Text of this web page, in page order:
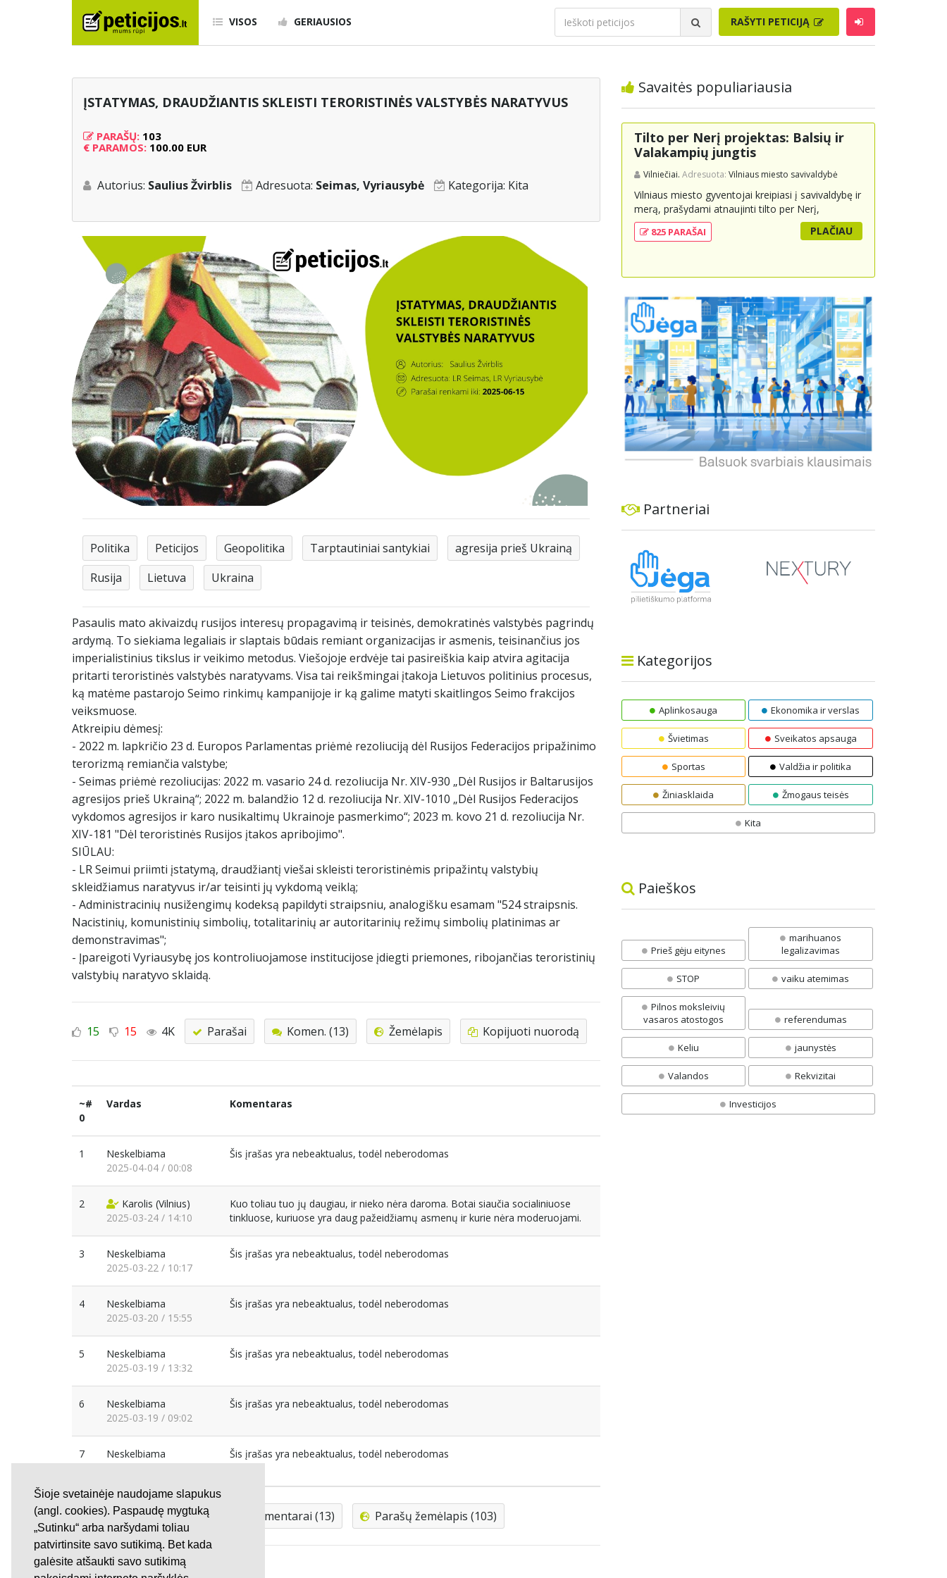
Šioje svetainėje naudojame slapukus
(angl. cookies). Paspaudę mygtuką
„Sutinku“ arba naršydami toliau
patvirtinsite savo sutikimą. Bet kada
galėsite atšaukti savo sutikimą
VISOS GERIAUSIOS RAŠYTI PETICIJĄ
ĮSTATYMAS, DRAUDŽIANTIS SKLEISTI TERORISTINĖS VALSTYBĖS NARATYVUS
PARAŠŲ: 103
€ PARAMOS: 100.00 EUR
Autorius: Saulius Žvirblis Adresuota: Seimas, Vyriausybė Kategorija: Kita
Politika Peticijos Geopolitika Tarptautiniai santykiai
agresija prieš Ukrainą
Rusija
Lietuva Ukraina
Pasaulis mato akivaizdų rusijos interesų propagavimą ir teisinės, demokratinės valstybės pagrindų
ardymą. To siekiama legaliais ir slaptais būdais remiant organizacijas ir asmenis, teisinančius jos
imperialistinius tikslus ir veikimo metodus. Viešojoje erdvėje tai pasireiškia kaip atvira agitacija
pritarti teroristinės valstybės naratyvams. Visa tai reikšmingai įtakoja Lietuvos politinius procesus,
ką matėme pastarojo Seimo rinkimų kampanijoje ir ką galime matyti skaitlingos Seimo frakcijos
veiksmuose.
Atkreipiu dėmesį:
- 2022 m. lapkričio 23 d. Europos Parlamentas priėmė rezoliuciją dėl Rusijos Federacijos pripažinimo
terorizmą remiančia valstybe;
- Seimas priėmė rezoliucijas: 2022 m. vasario 24 d. rezoliucija Nr. XIV-930 „Dėl Rusijos ir Baltarusijos
agresijos prieš Ukrainą“; 2022 m. balandžio 12 d. rezoliucija Nr. XIV-1010 „Dėl Rusijos Federacijos
vykdomos agresijos ir karo nusikaltimų Ukrainoje pasmerkimo“; 2023 m. kovo 21 d. rezoliucija Nr.
XIV-181 "Dėl teroristinės Rusijos įtakos apribojimo".
SIŪLAU:
- LR Seimui priimti įstatymą, draudžiantį viešai skleisti teroristinėmis pripažintų valstybių
skleidžiamus naratyvus ir/ar teisinti jų vykdomą veiklą;
- Administracinių nusižengimų kodeksą papildyti straipsniu, analogišku esamam "524 straipsnis.
Nacistinių, komunistinių simbolių, totalitarinių ar autoritarinių režimų simbolių platinimas ar
demonstravimas";
- Įpareigoti Vyriausybę jos kontroliuojamose institucijose įdiegti priemones, ribojančias teroristinių
valstybių naratyvo sklaidą.
15 15 4K Parašai Komen. (13) Žemėlapis Kopijuoti nuorodą
~#
0
Vardas Komentaras
1
Neskelbiama
2025-04-04 / 00:08
Šis įrašas yra nebeaktualus, todėl neberodomas
2 Karolis (Vilnius)
2025-03-24 / 14:10
Kuo toliau tuo jų daugiau, ir nieko nėra daroma. Botai siaučia socialiniuose
tinkluose, kuriuose yra daug pažeidžiamų asmenų ir kurie nėra moderuojami.
3
Neskelbiama
2025-03-22 / 10:17
Šis įrašas yra nebeaktualus, todėl neberodomas
4
Neskelbiama
2025-03-20 / 15:55
Šis įrašas yra nebeaktualus, todėl neberodomas
5
Neskelbiama
2025-03-19 / 13:32
Šis įrašas yra nebeaktualus, todėl neberodomas
6
Neskelbiama
2025-03-19 / 09:02
Šis įrašas yra nebeaktualus, todėl neberodomas
7
Neskelbiama
Šis įrašas yra nebeaktualus, todėl neberodomas
Visi peticijos komentarai (13) Parašų žemėlapis (103)
Savaitės populiariausia
Tilto per Nerį projektas: Balsių ir
Valakampių jungtis
Vilniečiai. Adresuota: Vilniaus miesto savivaldybė
Vilniaus miesto gyventojai kreipiasi į savivaldybę ir
merą, prašydami atnaujinti tilto per Nerį,
jungiančio Balsių ir Valakampių kryptis, projektą ir
įtraukti jį į miesto strateginius susisiekimo planus.
plėtrą bei darnų judumą, suteikdamas daugiau
susisiekimo galimybių tiek automobiliams, tiek
viešajam transportui, pėstiesiems ir
dviratininkams. Gyventojai ragina atlikti techninę,
ekonominę ir transporto analizę, organizuoti
viešas konsultacijas ir integruoti projektą į
ilgalaikius miesto planus, siekiant užtikrinti
transporto sistemos patikimumą ir prisitaikymą
prie sparčiai augančio miesto poreikių.
825 PARAŠAI PLAČIAU
Partneriai
Kategorijos
Aplinkosauga Ekonomika ir verslas
Švietimas Sveikatos apsauga
Sportas Valdžia ir politika
Žiniasklaida Žmogaus teisės
Kita
Paieškos
Prieš gėju eitynes
marihuanos
legalizavimas
STOP vaiku atemimas
Pilnos moksleivių
vasaros atostogos
referendumas
Keliu jaunystės
Valandos Rekvizitai
Investicijos